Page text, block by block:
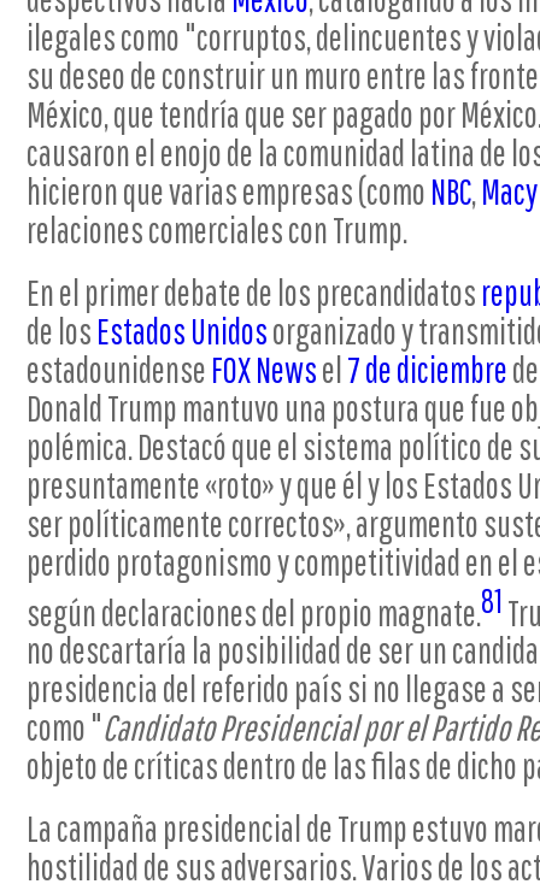
ilegales como "corruptos, delincuentes y
su deseo de construir un muro entre las
México, que tendría que ser pagado por
causaron el enojo de la comunidad latina de
hicieron que varias empresas (como NBC,
relaciones comerciales con Trump.
En el primer debate de los precandidatos
de los Estados Unidosorganizado y
estadounidense FOX Newsel7 de diciembre
Donald Trump mantuvo una postura que fue
polémica. Destacó que el sistema político de
presuntamente «roto» y que él y los Estados
ser políticamente correctos», argumento
perdido protagonismo y competitividad en el
según declaraciones del propio magnate.81
no descartaría la posibilidad de ser un
presidencia del referido país si no llegase a
como "Candidato Presidencial por el Partido
objeto de críticas dentro de las filas de dicho
La campaña presidencial de Trump estuvo
hostilidad de sus adversarios. Varios de los